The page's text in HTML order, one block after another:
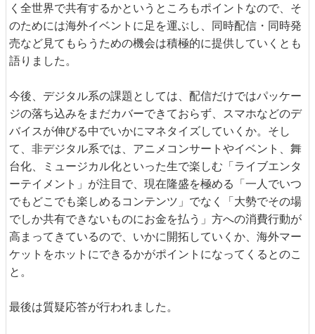
く全世界で共有するかというところもポイントなので、そ
のためには海外イベントに足を運ぶし、同時配信・同時発
売など見てもらうための機会は積極的に提供していくとも
語りました。
今後、デジタル系の課題としては、配信だけではパッケー
ジの落ち込みをまだカバーできておらず、スマホなどのデ
バイスが伸びる中でいかにマネタイズしていくか。そし
て、非デジタル系では、アニメコンサートやイベント、舞
台化、ミュージカル化といった生で楽しむ「ライブエンタ
ーテイメント」が注目で、現在隆盛を極める「一人でいつ
でもどこでも楽しめるコンテンツ」でなく「大勢でその場
でしか共有できないものにお金を払う」方への消費行動が
高まってきているので、いかに開拓していくか、海外マー
ケットをホットにできるかがポイントになってくるとのこ
と。
最後は質疑応答が行われました。